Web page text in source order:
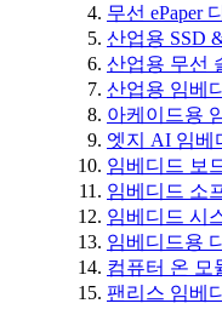
무선 ePaper
산업용 SSD
산업용 무선
산업용 임베
아케이드용
엣지 AI 임베
임베디드 보
임베디드 소
임베디드 시
임베디드용
컴퓨터 온 모
팬리스 임베